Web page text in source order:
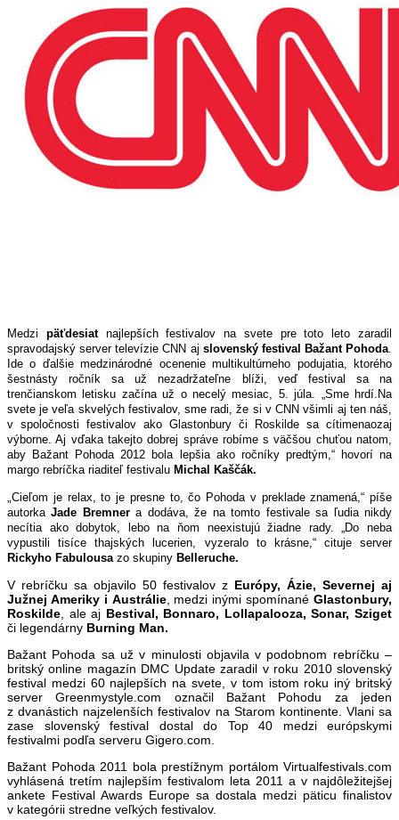
Medzi päťdesiatnajlepších festivalovna svete pre toto leto zaradil
spravodajský server televízie CNN aj slovenský festival Bažant Pohoda
Ide o ďalšie medzinárodné ocenenie multikultúrneho podujatia, ktorého
šestnásty ročník sa už nezadržateľne blíži, veď festival sa na
trenčianskom letisku začína už o necelý mesiac, 5. júla. „ Sme hrdí.Na
svete je veľa skvelých festivalov, sme radi, že si v CNN všimli aj ten náš,
v spo ločnosti festivalov ako Glastonbury či Roskilde sa cítimenaozaj
výborne. Aj vďaka takejto dobrej správe robíme s väčšou chuťou natom,
aby Bažant Pohoda 2012 bola lepšia ako ročníky predtým ,“ hovorí na
margo rebríčka riaditeľ festivalu Michal Kaščák.
Cieľom je relax, to je presne to, čo Pohoda v preklade znamená,“ píše
autorkaJade Bremnera dodáva, že na tomto festivale sa ľudia nikdy
necítia ako dobytok, lebo na ňom neexistujú žiadne rady. „Do neba
vypustili tisíce thajských lucerien, vyzeralo to krásne,“ cituje server
Rickyho Fabulousa zo skupiny Belleruche.
V rebríčku sa objavilo 50 festivalov z Európy, Ázie, Severnej aj
Južnej Ameriky i Austrálie, medzi inými spomínanéGlastonbury,
Roskilde , ale aj Bestival, Bonnaro, Lollapalooza, Sonar, Sziget
či legendárny Burning Man.
Bažant Pohoda sa už v minulosti objavila v podobnom rebríčku –
britský online magazín DMC Update zaradil v roku 2010 slovenský
festival medzi 60 najlepších na svete, v tom istom roku iný britský
serverGreenmystyle.com označil Bažant Pohodu za jeden
z dvanástich najzelenších festivalov na Starom kontinente. Vlani sa
zase slovenský festival dostal do Top 40 medzi európskymi
festivalmi podľa serveru Gigero.com.
Bažant Pohoda 2011 bola prestížnym portálom Virtualfestivals.com
vyhlásená tretím najlepším festivalom leta 2011 a v najdôležitejšej
ankete Festival Awards Europe sa dostala medzi päticu finalistov
v kategórii stredne veľkých festivalov.